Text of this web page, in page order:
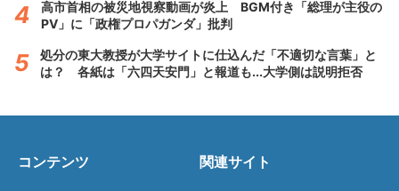
高市首相の被災地視察動画が炎上 BGM付き「総理が主役の
PV」に「政権プロパガンダ」批判
処分の東大教授が大学サイトに仕込んだ「不適切な言葉」と
は？ 各紙は「六四天安門」と報道も...大学側は説明拒否
コンテンツ 関連サイト